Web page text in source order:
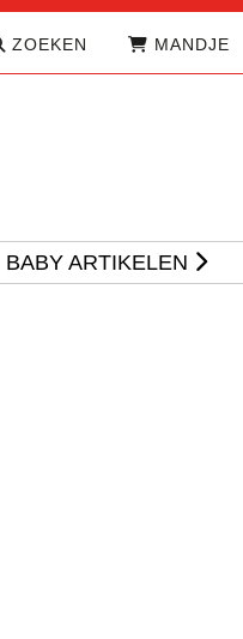
ZOEKEN MANDJE
BABY ARTIKELEN